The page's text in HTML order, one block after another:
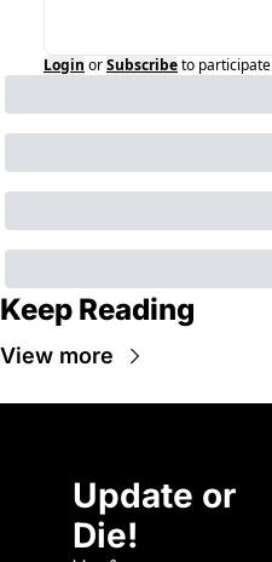
Login orSubscribeto participate
Keep Reading
View more
Update or
Die!